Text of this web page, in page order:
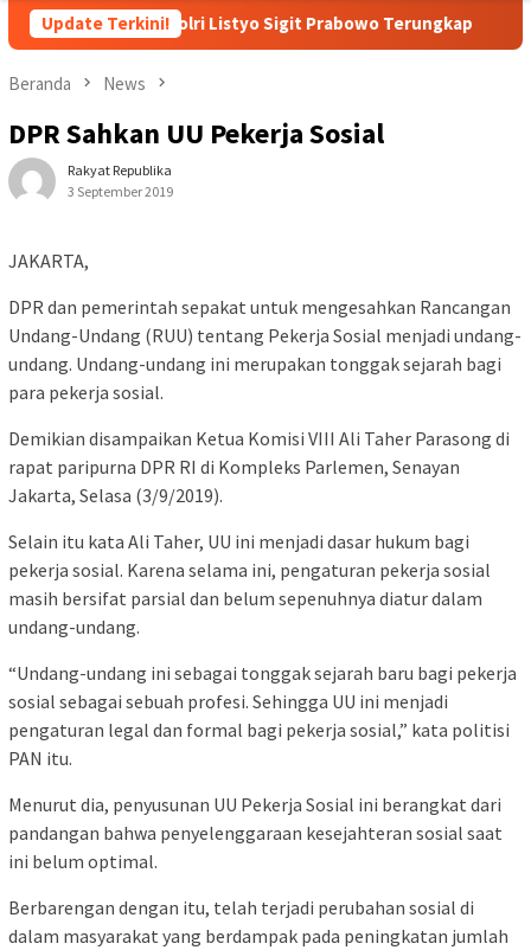
Update Terkini!
Kapolri Listyo Sigit Prabowo Terungkap Sudah Tiga
Beranda News
DPR Sahkan UU Pekerja Sosial
Rakyat Republika
3 September 2019
JAKARTA,
DPR dan pemerintah sepakat untuk mengesahkan Rancangan
Undang-Undang (RUU) tentang Pekerja Sosial menjadi undang-
undang. Undang-undang ini merupakan tonggak sejarah bagi
para pekerja sosial.
Demikian disampaikan Ketua Komisi VIII Ali Taher Parasong di
rapat paripurna DPR RI di Kompleks Parlemen, Senayan
Jakarta, Selasa (3/9/2019).
Selain itu kata Ali Taher, UU ini menjadi dasar hukum bagi
pekerja sosial. Karena selama ini, pengaturan pekerja sosial
masih bersifat parsial dan belum sepenuhnya diatur dalam
undang-undang.
“Undang-undang ini sebagai tonggak sejarah baru bagi pekerja
sosial sebagai sebuah profesi. Sehingga UU ini menjadi
pengaturan legal dan formal bagi pekerja sosial,” kata politisi
PAN itu.
Menurut dia, penyusunan UU Pekerja Sosial ini berangkat dari
pandangan bahwa penyelenggaraan kesejahteran sosial saat
ini belum optimal.
Berbarengan dengan itu, telah terjadi perubahan sosial di
dalam masyarakat yang berdampak pada peningkatan jumlah